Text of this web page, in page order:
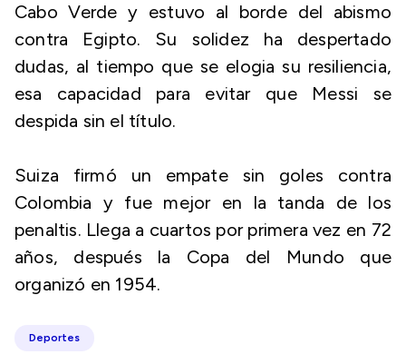
Cabo Verde y estuvo al borde del abismo
contra Egipto. Su solidez ha despertado
dudas, al tiempo que se elogia su resiliencia,
esa capacidad para evitar que Messi se
despida sin el título.
Suiza firmó un empate sin goles contra
Colombia y fue mejor en la tanda de los
penaltis. Llega a cuartos por primera vez en 72
años, después la Copa del Mundo que
organizó en 1954.
Deportes